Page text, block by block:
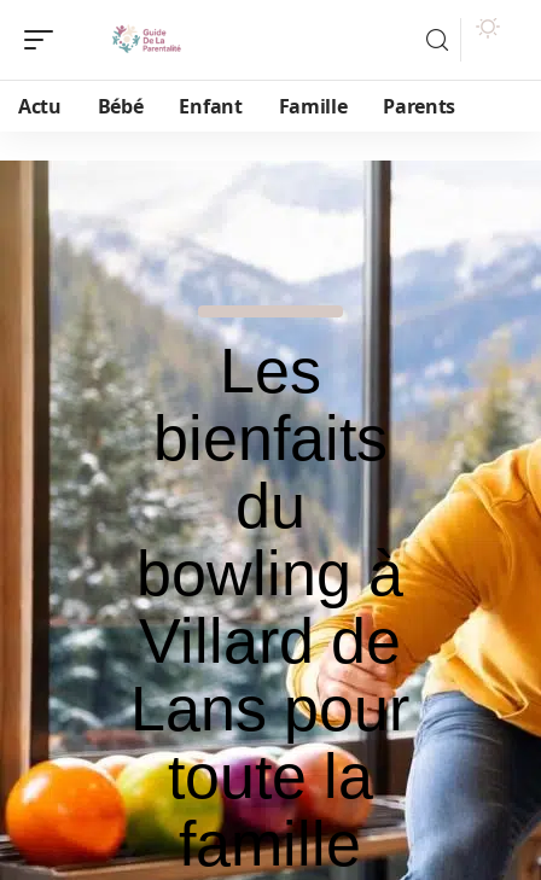
Actu Bébé Enfant Famille Parents
Les
bienfaits
du
bowling à
Villard de
Lans pour
toute la
famille